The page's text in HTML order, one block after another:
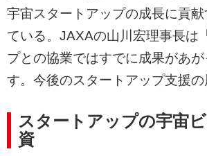
宇宙スタートアップの成長に貢
ている。JAXAの山川宏理事長は
プとの協業ではすでに成果があ
す。今後のスタートアップ支援の
スタートアップの宇宙
資